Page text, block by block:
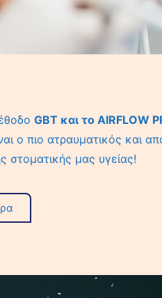
GBT και το AIRFLOW
ο πιο ατραυματικός και
στοματικής μας υγείας!